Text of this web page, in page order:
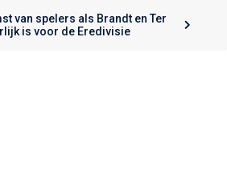
van spelers als Brandt en Ter
is voor de Eredivisie